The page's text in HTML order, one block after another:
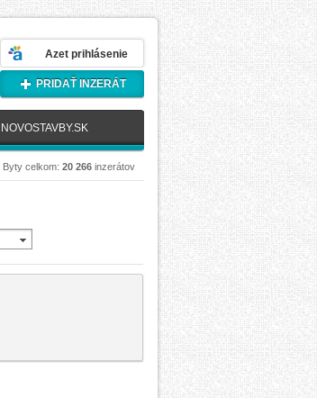
Azet prihlásenie
PRIDAŤ INZERÁT
NOVOSTAVBY.SK
Byty celkom: 20 266 inzerátov